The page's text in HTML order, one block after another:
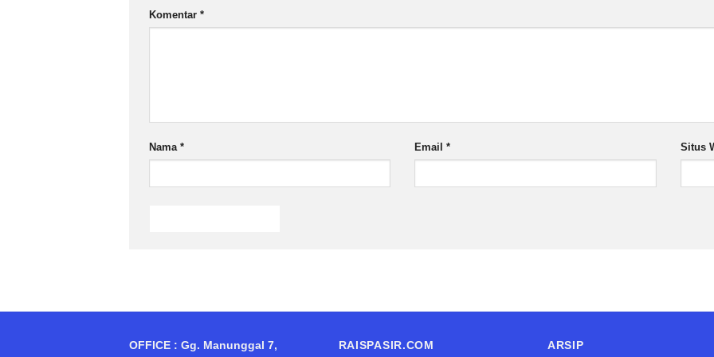
Komentar *
Nama * Email* Situs
OFFICE : Gg. Manunggal 7, RAISPASIR.COM ARSIP